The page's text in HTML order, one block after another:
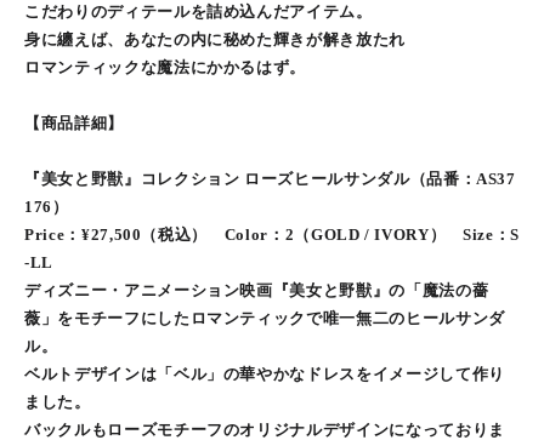
こだわりのディテールを詰め込んだアイテム。
身に纏えば、あなたの内に秘めた輝きが解き放たれ
ロマンティックな魔法にかかるはず。
【商品詳細】
『美女と野獣』コレクション ローズヒールサンダル（品番：AS37
176）
Price：¥27,500（税込） Color：2（GOLD / IVORY） Size：S
-LL
ディズニー・アニメーション映画『美女と野獣』の「魔法の薔
薇」をモチーフにしたロマンティックで唯一無二のヒールサンダ
ル。
ベルトデザインは「ベル」の華やかなドレスをイメージして作り
ました。
バックルもローズモチーフのオリジナルデザインになっておりま